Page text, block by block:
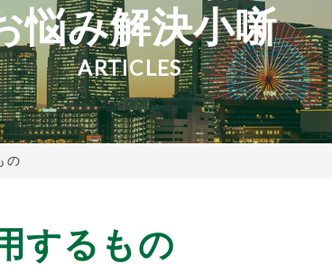
悩み解決小噺
ARTICLES
の
するもの